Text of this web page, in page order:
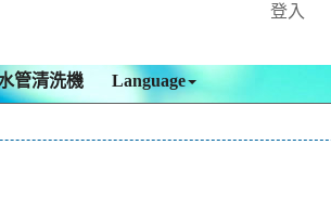
登入
管清洗機 Language